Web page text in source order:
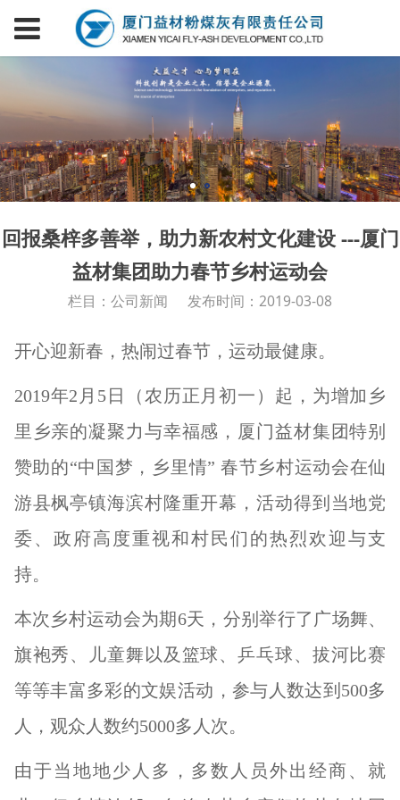
回报桑梓多善举，助力新农村文化建设 ---厦门
益材集团助力春节乡村运动会
栏目：公司新闻 发布时间：2019-03-08
开心迎新春，热闹过春节，运动最健康。
2019年2月5日（农历正月初一）起，为增加乡
里乡亲的凝聚力与幸福感，厦门益材集团特别
赞助的“中国梦，乡里情” 春节乡村运动会在仙
游县枫亭镇海滨村隆重开幕，活动得到当地党
委、政府高度重视和村民们的热烈欢迎与支
持。
本次乡村运动会为期6天，分别举行了广场舞、
旗袍秀、儿童舞以及篮球、乒乓球、拔河比赛
等等丰富多彩的文娱活动，参与人数达到500多
人，观众人数约5000多人次。
由于当地地少人多，多数人员外出经商、就